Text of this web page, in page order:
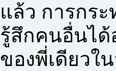
แล้ว การกร
รู้สึกคนอื่นได้
ของพี่เดียวใ